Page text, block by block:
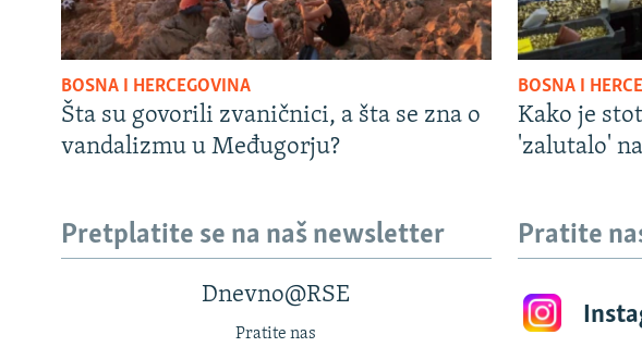
BOSNA I HERCEGOVINA
Šta su govorili zvaničnici, a šta se zna o
vandalizmu u Međugorju?
BOSNA I
Kako je
'zalutalo'
Pretplatite se na naš newsletter
Dnevno@RSE
Pratite nas
Pratite